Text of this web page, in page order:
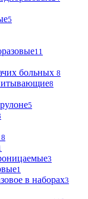
5
11
больных 8
8
5
8
3
1
в наборах3